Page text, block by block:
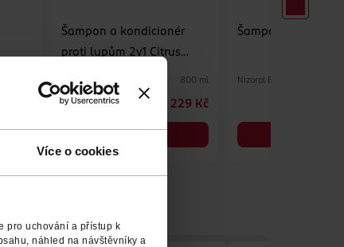
Více o cookies
pro uchování a přístup k
náhled na návštěvníky a
Šampon a kondicionér
proti lupům 2v1 Citrus
Head & Shoulders 800 ml
229 Kč
Obj. č.: 1382181
Šampon proti
Nizoral Expert